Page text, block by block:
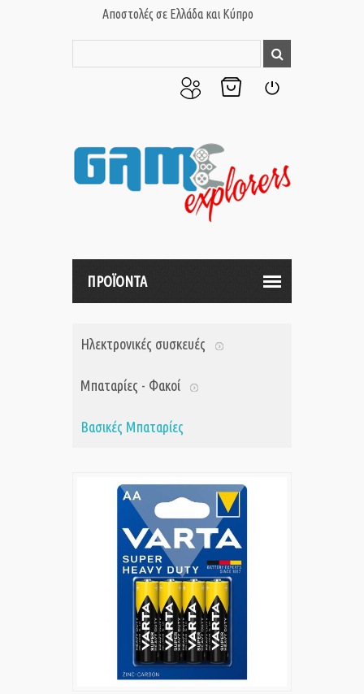
Αποστολές σε Ελλάδα και Κύπρο
μου
ΠΡΟΪΟΝΤΑ
Ηλεκτρονικές συσκευές
Μπαταρίες - Φακοί
Βασικές Μπαταρίες